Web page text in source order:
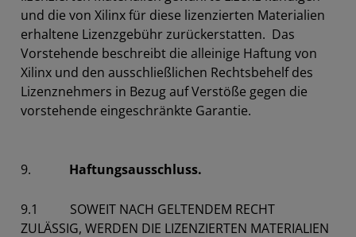
und die von Xilinx für diese lizenzierten Materialien
erhaltene Lizenzgebühr zurückerstatten. Das
Vorstehende beschreibt die alleinige Haftung von
Xilinx und den ausschließlichen Rechtsbehelf des
Lizenznehmers in Bezug auf Verstöße gegen die
vorstehende eingeschränkte Garantie.
9. Haftungsausschluss.
9.1 SOWEIT NACH GELTENDEM RECHT
ZULÄSSIG, WERDEN DIE LIZENZIERTEN MATERIALIEN